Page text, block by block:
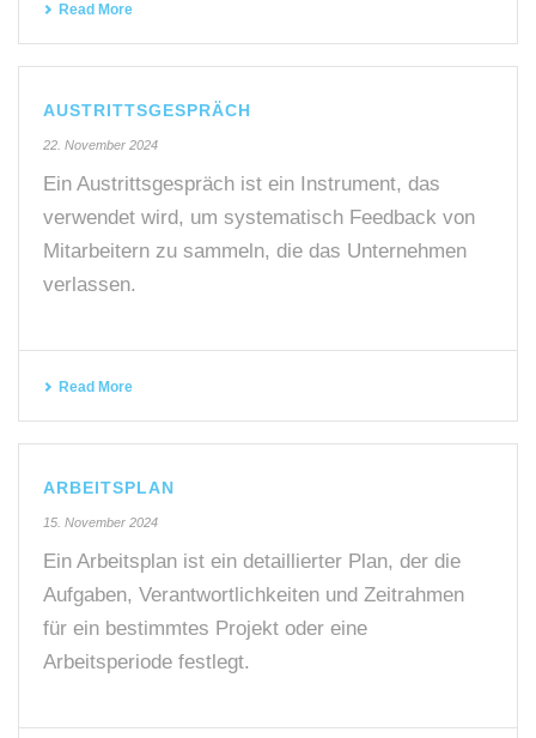
Read More
AUSTRITTSGESPRÄCH
22. November 2024
Ein Austrittsgespräch ist ein Instrument, das
verwendet wird, um systematisch Feedback von
Mitarbeitern zu sammeln, die das Unternehmen
verlassen.
Read More
ARBEITSPLAN
15. November 2024
Ein Arbeitsplan ist ein detaillierter Plan, der die
Aufgaben, Verantwortlichkeiten und Zeitrahmen
für ein bestimmtes Projekt oder eine
Arbeitsperiode festlegt.